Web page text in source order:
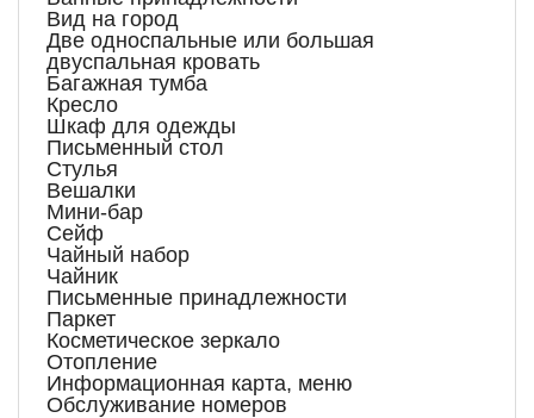
Вид на город
Две односпальные или большая
двуспальная кровать
Багажная тумба
Кресло
Шкаф для одежды
Письменный стол
Стулья
Вешалки
Мини-бар
Сейф
Чайный набор
Чайник
Письменные принадлежности
Паркет
Косметическое зеркало
Отопление
Информационная карта, меню
Обслуживание номеров